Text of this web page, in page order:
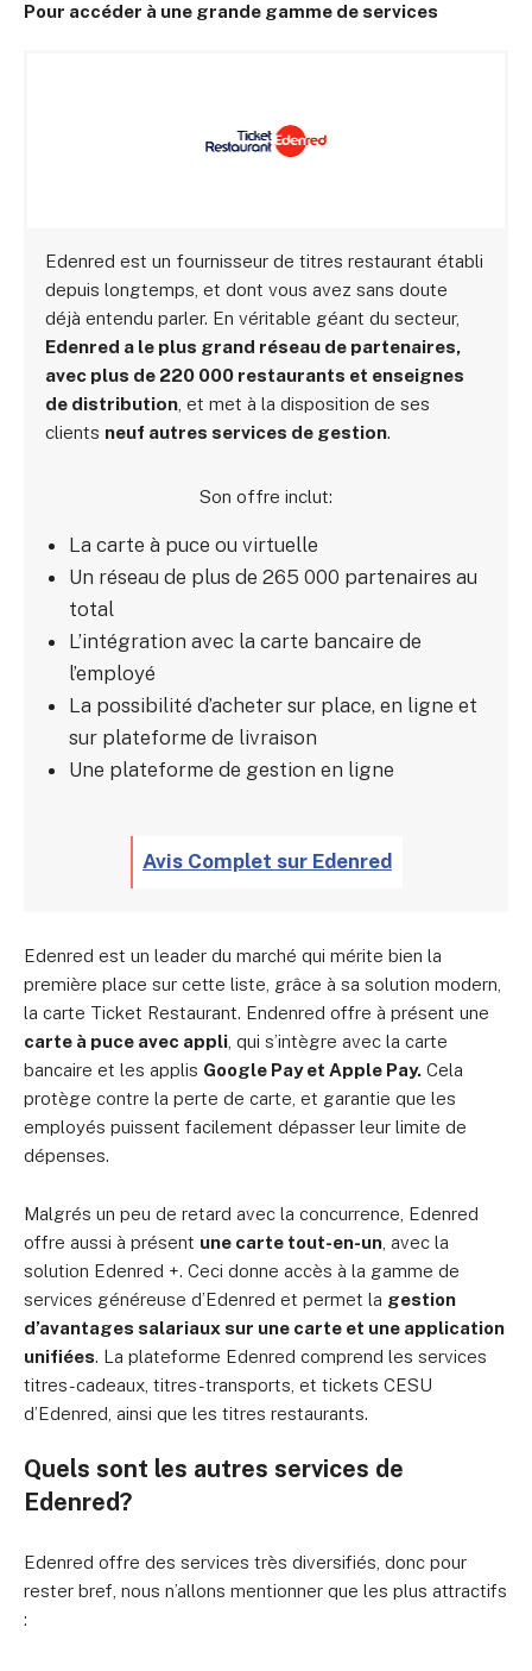
Pour accéder à une grande gamme de services
Edenred est un fournisseur de titres restaurant établi
depuis longtemps, et dont vous avez sans doute
déjà entendu parler. En véritable géant du secteur,
Edenred a le plus grand réseau de partenaires,
avec plus de 220 000 restaurants et enseignes
de distribution , et met à la disposition de ses
clients neuf autres services de gestion.
Son offre inclut:
La carte à puce ou virtuelle
Un réseau de plus de 265 000 partenaires au
total
L’intégration avec la carte bancaire de
l’employé
La possibilité d’acheter sur place, en ligne et
sur plateforme de livraison
Une plateforme de gestion en ligne
Avis Complet sur Edenred
Edenred est un leader du marché qui mérite bien la
première place sur cette liste, grâce à sa solution modern,
la carte Ticket Restaurant. Endenred offre à présent une
carte à puce avec appli , qui s’intègre avec la carte
bancaire et les applis Google Pay et Apple Pay. Cela
protège contre la perte de carte, et garantie que les
employés puissent facilement dépasser leur limite de
dépenses.
Malgrés un peu de retard avec la concurrence, Edenred
offre aussi à présent une carte tout-en-un , avec la
solution Edenred +. Ceci donne accès à la gamme de
services généreuse d’Edenred et permet la gestion
d’avantages salariaux sur une carte et une application
unifiées. La plateforme Edenred comprend les services
titres-cadeaux, titres-transports, et tickets CESU
d’Edenred, ainsi que les titres restaurants.
Quels sont les autres services de
Edenred?
Edenred offre des services très diversifiés, donc pour
rester bref, nous n’allons mentionner que les plus attractifs
: